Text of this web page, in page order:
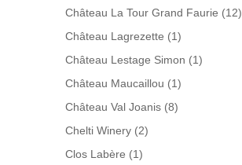
Château La Tour Grand Faurie (12)
Château Lagrezette (1)
Château Lestage Simon (1)
Château Maucaillou (1)
Château Val Joanis (8)
Chelti Winery (2)
Clos Labère (1)